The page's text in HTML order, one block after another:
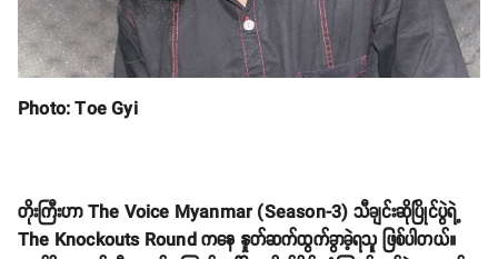
Photo: Toe Gyi
တိုးကြီးဟာ The Voice Myanmar (Season-3) သီချင်းဆိုပြိုင်ပွဲရဲ့
The Knockouts Round ကနေ နှုတ်ဆက်ထွက်ခွာခဲ့ရသူ ဖြစ်ပါတယ်။